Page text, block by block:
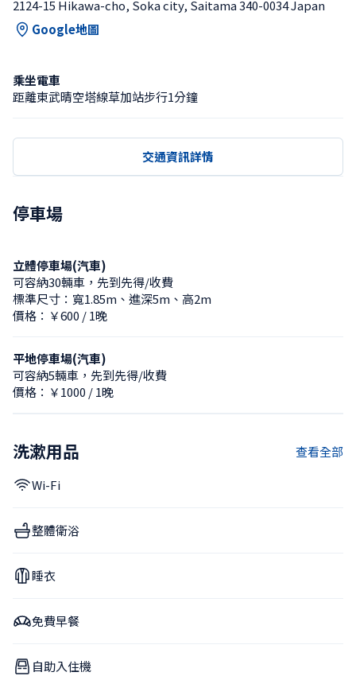
2124-15 Hikawa-cho, Soka city, Saitama 340-0034 Japan
Google地圖
乘坐電車
距離東武晴空塔線草加站步行1分鐘
交通資訊詳情
停車場
立體停車場(汽車)
可容納30輛車，先到先得/收費
標準尺寸：寬1.85m、進深5m、高2m
價格：￥600 / 1晚
平地停車場(汽車)
可容納5輛車，先到先得/收費
價格：￥1000 / 1晚
洗漱用品 查看全部
Wi-Fi
整體衛浴
睡衣
免費早餐
自助入住機